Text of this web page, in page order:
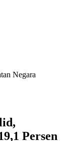
Negara
Persen